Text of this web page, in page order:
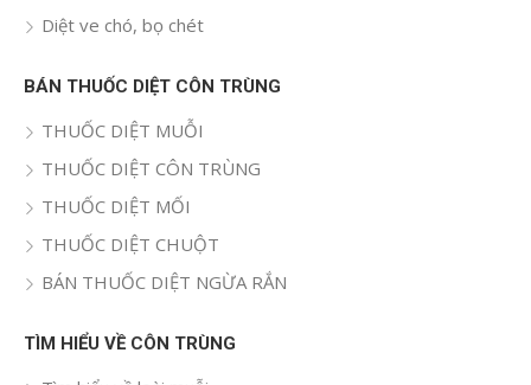
Diệt ve chó, bọ chét
BÁN THUỐC DIỆT CÔN TRÙNG
THUỐC DIỆT MUỖI
THUỐC DIỆT CÔN TRÙNG
THUỐC DIỆT MỐI
THUỐC DIỆT CHUỘT
BÁN THUỐC DIỆT NGỪA RẮN
TÌM HIỂU VỀ CÔN TRÙNG